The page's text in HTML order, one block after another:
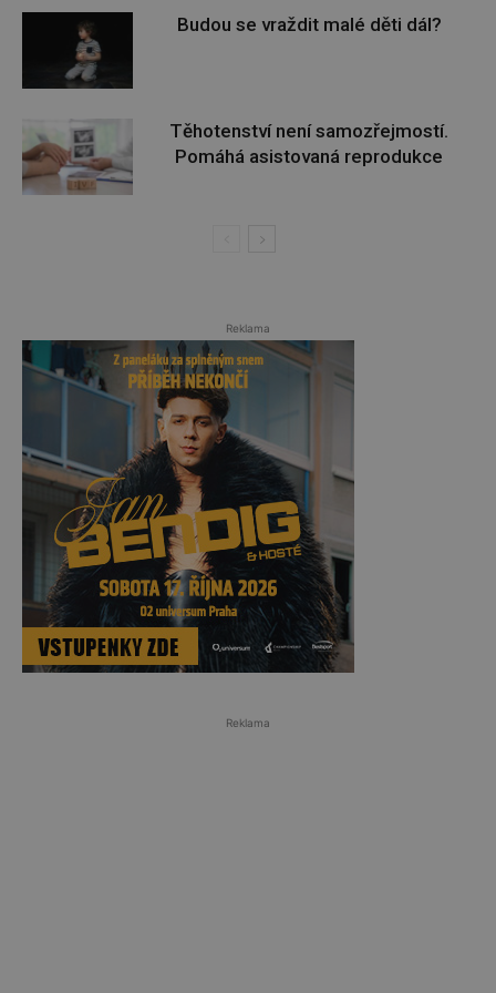
Budou se vraždit malé děti dál?
Těhotenství není samozřejmostí.
Pomáhá asistovaná reprodukce
Reklama
Reklama